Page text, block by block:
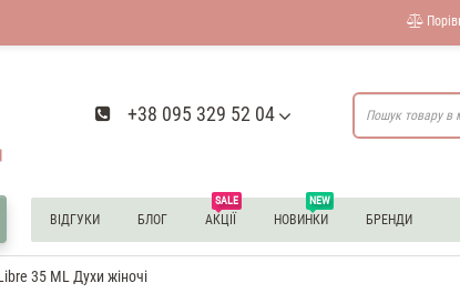
+38 095 329 52 04
ВІДГУКИ БЛОГ
SALE
АКЦІЇ
NEW
НОВИНКИ БРЕНДИ
35 ML Духи жіночі